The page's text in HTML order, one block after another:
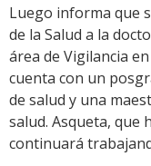
Luego informa que
de la Salud a la
área de Vigilancia
cuenta con un
de salud y una
salud. Asqueta, que
continuará